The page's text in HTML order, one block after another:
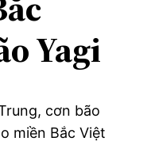
Yagi
cơn bão
miền Bắc Việt